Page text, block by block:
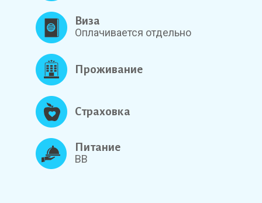
Виза
Оплачивается отдельно
Проживание
Страховка
Питание
BB